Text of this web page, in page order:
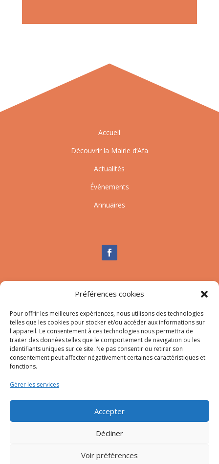
Préférences cookies
Pour offrir les meilleures expériences, nous utilisons des technologies
telles que les cookies pour stocker et/ou accéder aux informations sur
l'appareil. Le consentement à ces technologies nous permettra de
traiter des données telles que le comportement de navigation ou les
identifiants uniques sur ce site. Ne pas consentir ou retirer son
consentement peut affecter négativement certaines caractéristiques et
fonctions.
Gérer les services
Accepter
Décliner
Voir préférences
Accueil
Découvrir la Mairie d’Afa
Actualités
Événements
Annuaires
Nous contacter
Mail:secretariat-mairie@afa.corsica
Adresse :785 Strada d’Afà – Merria 20167 Afa
© 2023 Mairie d’Afa – Réalisation